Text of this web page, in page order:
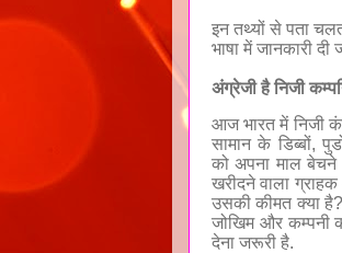
इन तथ्यों से पता
भाषा में जानकारी दी
अंग्रेजी है निजी
आज भारत में निजी
सामान के डिब्बों,
को अपना माल बेचने
खरीदने वाला
उसकी कीमत क्या है
जोखिम और कम्पनी
देना जरूरी है.